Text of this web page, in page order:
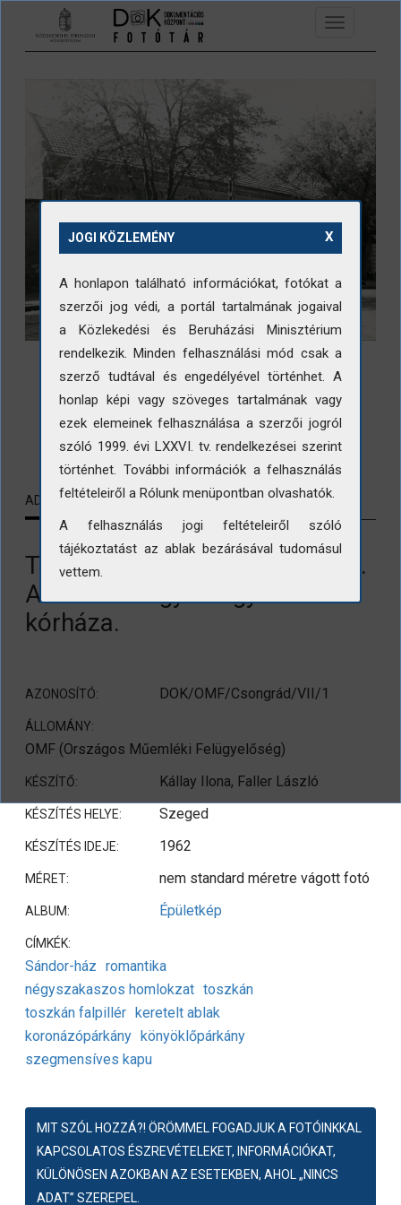
Ugrás a tartalomra
Toggle
navigation
LETÖLTÉS
ADATLAP KAPCSOLÓDÓ TARTALMAK
Tolbuchin (ma: Kálvária) sgt. 8.
A Zsidó Nőegylet egykori
kórháza.
AZONOSÍTÓ: DOK/OMF/Csongrád/VII/1
ÁLLOMÁNY:
OMF (Országos Műemléki Felügyelőség)
KÉSZÍTŐ: Kállay Ilona, Faller László
KÉSZÍTÉS HELYE: Szeged
KÉSZÍTÉS IDEJE: 1962
MÉRET: nem standard méretre vágott fotó
ALBUM: Épületkép
CÍMKÉK:
Sándor-ház romantika
négyszakaszos homlokzat toszkán
toszkán falpillér keretelt ablak
koronázópárkány könyöklőpárkány
szegmensíves kapu
MIT SZÓL HOZZÁ?! ÖRÖMMEL FOGADJUK A FOTÓINKKAL
KAPCSOLATOS ÉSZREVÉTELEKET, INFORMÁCIÓKAT,
KÜLÖNÖSEN AZOKBAN AZ ESETEKBEN, AHOL „NINCS
ADAT” SZEREPEL.
X
JOGI KÖZLEMÉNY
A honlapon található információkat, fotókat a
szerzői jog védi, a portál tartalmának jogaival
a Közlekedési és Beruházási Minisztérium
rendelkezik. Minden felhasználási mód csak a
szerző tudtával és engedélyével történhet. A
honlap képi vagy szöveges tartalmának vagy
ezek elemeinek felhasználása a szerzői jogról
szóló 1999. évi LXXVI. tv. rendelkezései szerint
történhet. További információk a felhasználás
feltételeiről a Rólunk menüpontban olvashatók.
A felhasználás jogi feltételeiről szóló
tájékoztatást az ablak bezárásával tudomásul
vettem.